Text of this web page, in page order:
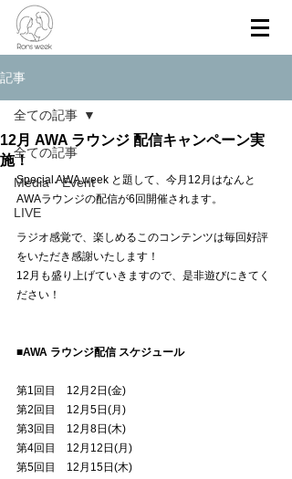
記事
全ての記事
Media・Event
LIVE
全ての記事
12月 AWA ラウンジ 配信キャンペーン実
施！
Special AWA week と題して、今月12月はなんと
AWAラウンジの配信が6回開催されます。
ラジオ感覚で、楽しめるこのコンテンツは毎回好評
をいただき感謝いたします！
12月も盛り上げていきますので、是非遊びにきてく
ださい！
■AWA ラウンジ配信 スケジュール
第1回目　12月2日(金)
第2回目　12月5日(月)
第3回目　12月8日(木)
第4回目　12月12日(月)
第5回目　12月15日(木)